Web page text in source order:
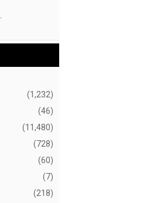
(1,232)
(46)
(11,480)
(728)
(60)
(7)
(218)